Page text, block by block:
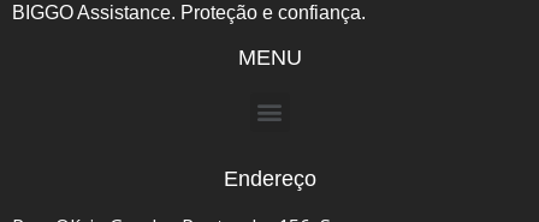
BIGGO Assistance. Proteção e confiança.
MENU
Endereço